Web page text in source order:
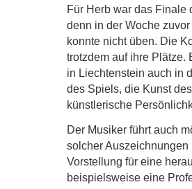
Für Herb war das Finale
denn in der Woche
konnte nicht üben. Die
trotzdem auf ihre Plätze.
in Liechtenstein auch in
des Spiels, die Kunst
künstlerische
Der Musiker führt auch
solcher Auszeichnungen
Vorstellung für eine
beispielsweise eine